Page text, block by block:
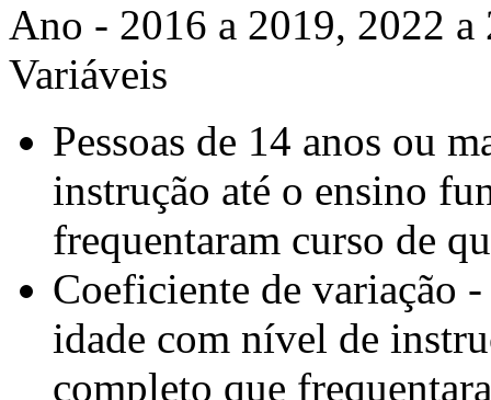
Ano - 2016 a 2019, 2022 a
Variáveis
Pessoas de 14 anos ou
instrução até o ensino
frequentaram curso de
Coeficiente de variação -
idade com nível de
completo que